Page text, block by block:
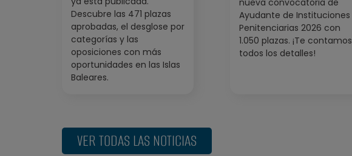
Descubre las 471 plazas
aprobadas, el desglose por
categorías y las
oposiciones con más
oportunidades en las Islas
Baleares.
nueva convocatoria de
Ayudante de Instituciones
Penitenciarias 2026 con
1.050 plazas. ¡Te contamos
todos los detalles!
VER TODAS LAS NOTICIAS